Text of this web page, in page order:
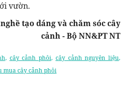
vườn.
tạo dáng và chăm sóc cây
cảnh - Bộ NN&PT NT
, cây cảnh phôi, cây cảnh nguyên liệu,
mua cây cảnh phôi